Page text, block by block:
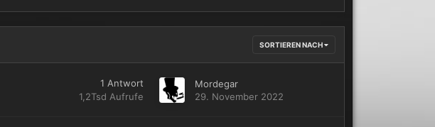
SORTIEREN NACH
1 Antwort
1,2Tsd Aufrufe
Mordegar
29. November 2022